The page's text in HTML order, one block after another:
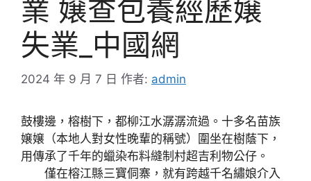
業 嬢查包養經歷嬢
失業_中國網
2024 年 9 月 7 日 作者: admin
鼓樓邊，榕樹下，都柳江水潺潺流過。十多名苗族
嬢嬢（本地人對女性晚輩的稱號）圍坐在樹蔭下，
用傳承了千年的蠟染布料縫制村超吉利物公仔。
僅在榕江縣三寶侗寨，就有跨越千名繡娘介入